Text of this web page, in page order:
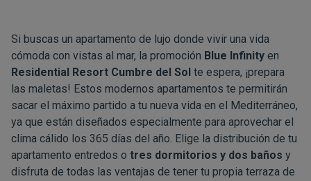
Si buscas un apartamento de lujo donde vivir una vida
cómoda con vistas al mar, la promoción Blue Infinity en
Residential Resort Cumbre del Sol te espera, ¡prepara
las maletas! Estos modernos apartamentos te permitirán
sacar el máximo partido a tu nueva vida en el Mediterráneo,
ya que están diseñados especialmente para aprovechar el
clima cálido los 365 días del año. Elige la distribución de tu
apartamento entredos o tres dormitorios y dos baños y
disfruta de todas las ventajas de tener tu propia terraza de